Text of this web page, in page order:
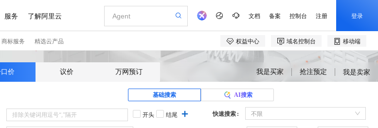
价 议价 万网预订 我是买家 抢注预定 我是卖家
基础搜索 AI搜索
开头 结尾 快速搜索 不限